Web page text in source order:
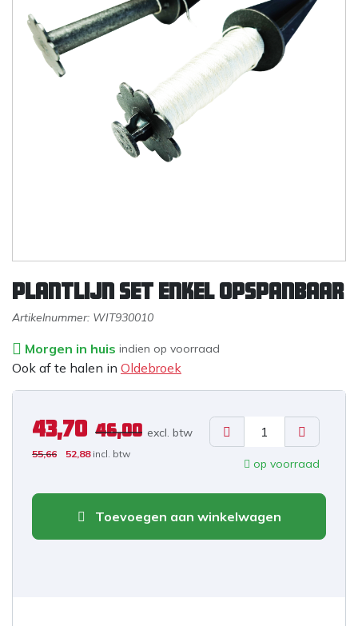
Plantlijn set enkel opspanbaar
Artikelnummer: WIT930010
Morgen in huis indien op voorraad
Ook af te halen in Oldebroek
43,70 46,00 excl. btw
55,66 52,88 incl. btw
op voorraad
Toevoegen aan winkelwagen